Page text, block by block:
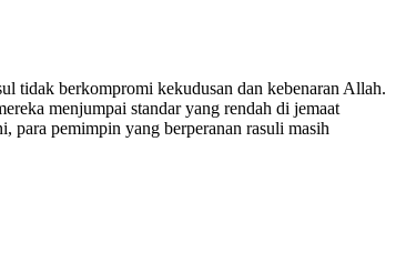
tidak berkompromi kekudusan dan kebenaran Allah.
menjumpai standar yang rendah di jemaat
para pemimpin yang berperanan rasuli masih